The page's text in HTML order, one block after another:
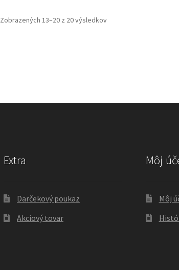
Zobrazených 13–20 z 20 výsledkov
Extra
Darčekový poukaz
Akciový tovar
Môj
Môj